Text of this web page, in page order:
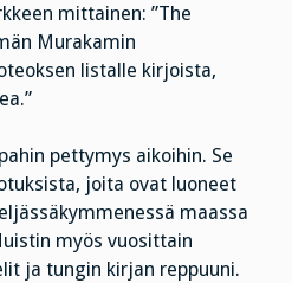
mittainen: ”The
Murakamin
listalle kirjoista,
pettymys aikoihin. Se
joita ovat luoneet
maassa
myös vuosittain
ja tungin kirjan reppuuni.